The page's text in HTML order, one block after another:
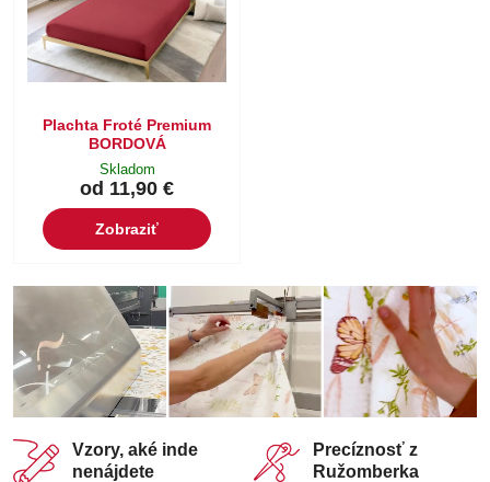
Plachta Froté Premium
BORDOVÁ
Skladom
od 11,90 €
Zobraziť
Vzory, aké inde
nenájdete
Precíznosť z
Ružomberka